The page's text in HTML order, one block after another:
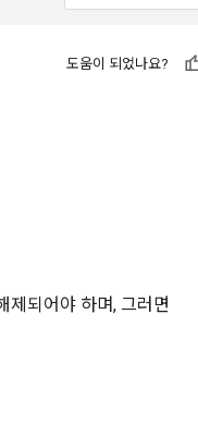
도움이 되었나요?
제되어야 하며, 그러면